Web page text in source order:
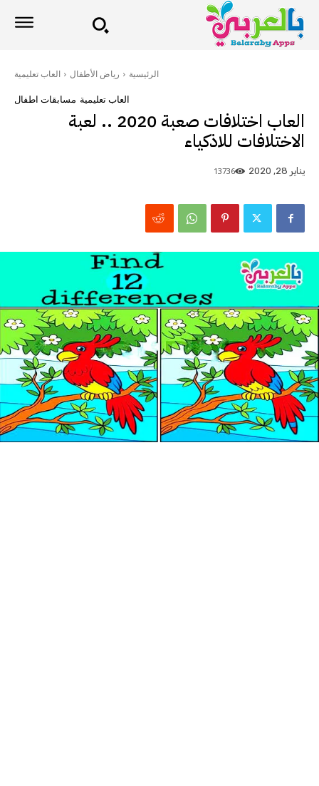
الرئيسية رياض الأطفال العاب تعليمية
العاب تعليمية مسابقات اطفال
العاب اختلافات صعبة 2020 .. لعبة
الاختلافات للاذكياء
يناير 28, 2020 13736